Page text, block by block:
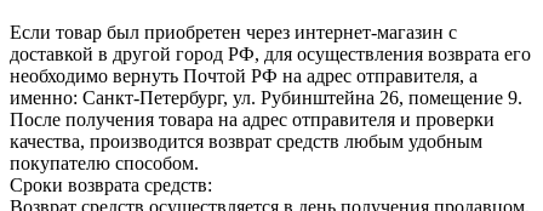
Если товар был приобретен через интернет-магазин с
доставкой в другой город РФ, для осуществления возврата его
необходимо вернуть Почтой РФ на адрес отправителя, а
именно: Санкт-Петербург, ул. Рубинштейна 26, помещение 9.
После получения товара на адрес отправителя и проверки
качества, производится возврат средств любым удобным
покупателю способом.
Сроки возврата средств:
Возврат средств осуществляется в день получения продавцом,